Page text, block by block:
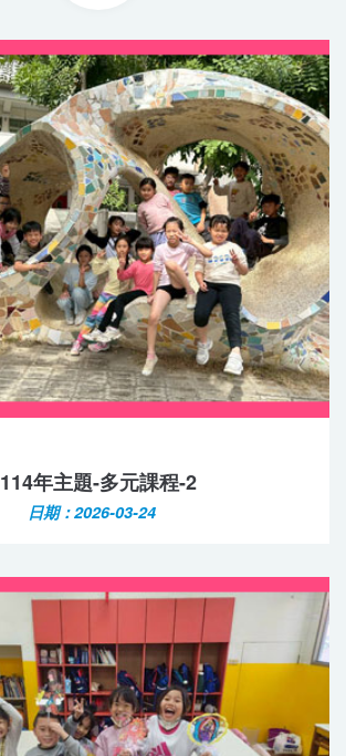
114年主題-多元課程-2
日期：2026-03-24